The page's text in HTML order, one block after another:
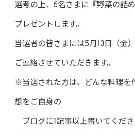
選考の上、6名さまに『野菜の詰
プレゼントします。
当選者の皆さまには5月13日（金
ご連絡させていただきます。
※当選された方は、どんな料理を
想をご自身の
ブログに1記事以上書いてくださ